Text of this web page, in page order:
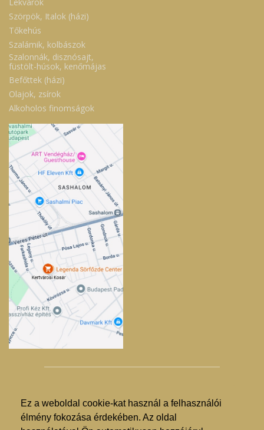
Ez a weboldal cookie-kat használ a felhasználói
élmény fokozása érdekében. Az oldal
Szörpök, Italok (házi)
Tőkehús
Szalámik, kolbászok
Szalonnák, disznósajt,
füstölt-húsok, kenőmájas
Befőttek (házi)
Olajok, zsírok
Alkoholos finomságok
© Kertvárosi Kosár 2025. - 2026.